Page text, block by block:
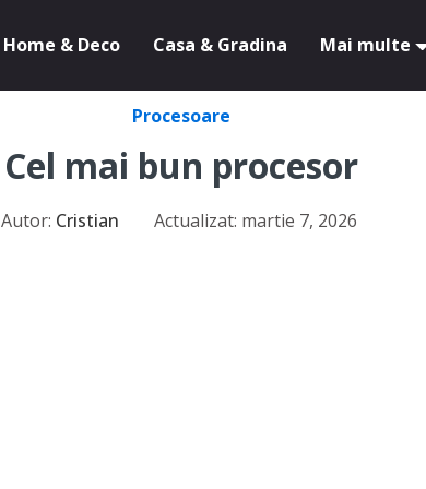
Home & Deco Casa & Gradina Mai multe
Procesoare
Cel mai bun procesor
Autor: Cristian Actualizat: martie 7, 2026